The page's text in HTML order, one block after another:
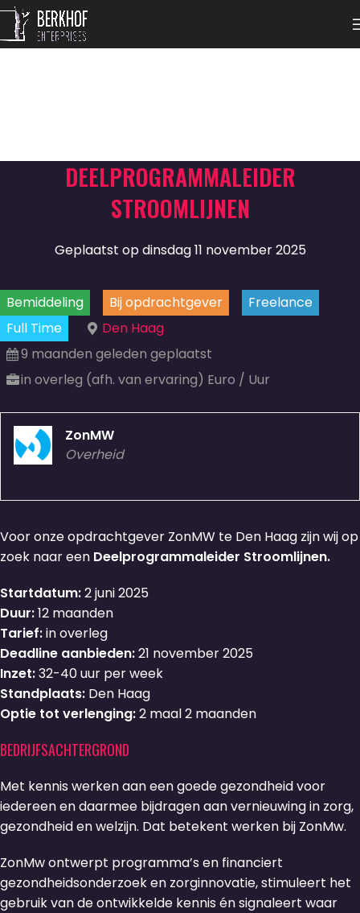
DEELPROGRAMMALEIDER
STROOMLIJNEN
Geplaatst op dinsdag 11 november 2025
Bemiddeling Bij opdrachtgever
Freelance
Full Time
Den Haag
9 maanden geleden geplaatst
in overleg (afh. van ervaring) Euro / Uur
ZonMW
Overheid
Voor onze opdrachtgever ZonMW te Den Haag zijn wij op
zoek naar een Deelprogrammaleider Stroomlijnen.
Startdatum:2 juni 2025
Duur:12 maanden
Tarief:in overleg
Deadline aanbieden:21 november 2025
Inzet:32-40 uur per week
Standplaats: Den Haag
Optie tot verlenging:2 maal 2 maanden
BEDRIJFSACHTERGROND
Met kennis werken aan een goede gezondheid voor
iedereen en daarmee bijdragen aan vernieuwing in zorg,
gezondheid en welzijn. Dat betekent werken bij ZonMw.
ZonMw ontwerpt programma’s en financiert
gezondheidsonderzoek en zorginnovatie, stimuleert het
gebruik van de ontwikkelde kennis én signaleert waar